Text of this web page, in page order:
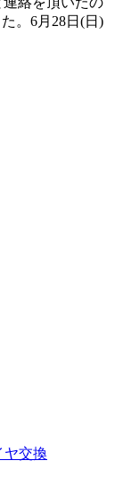
。6月28日(日)
ヤ交換